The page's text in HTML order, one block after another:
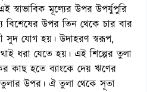
স্বাভাবিক মূল্যের উপর উপর্যুপুরি
উপর তিন থেকে চার বার
সুদ যোগ হয়। উদাহরণ স্বরূপ,
ধরা যেতে হয়। এই শিল্পের তুলা
কাছ হতে ব্যাংকে দেয় ঋণের
উপর। ঐ তুলা থেকে সূতা